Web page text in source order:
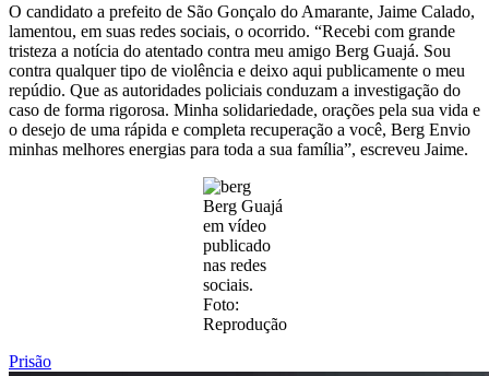
O candidato a prefeito de São Gonçalo do Amarante, Jaime Calado,
lamentou, em suas redes sociais, o ocorrido. “Recebi com grande
tristeza a notícia do atentado contra meu amigo Berg Guajá. Sou
contra qualquer tipo de violência e deixo aqui publicamente o meu
repúdio. Que as autoridades policiais conduzam a investigação do
caso de forma rigorosa. Minha solidariedade, orações pela sua vida e
o desejo de uma rápida e completa recuperação a você, Berg Envio
minhas melhores energias para toda a sua família”, escreveu Jaime.
Berg Guajá
em vídeo
publicado
nas redes
sociais.
Foto:
Reprodução
Prisão